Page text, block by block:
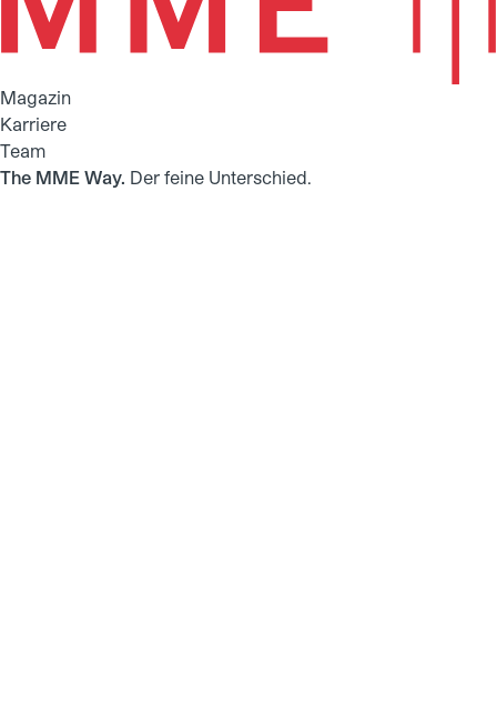
Magazin
Karriere
Team
The MME Way. Der feine Unterschied.